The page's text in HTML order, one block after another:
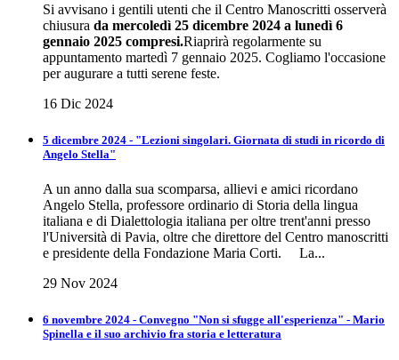
Si avvisano i gentili utenti che il Centro Manoscritti osserverà
chiusura da mercoledì 25 dicembre 2024 a lunedì 6
gennaio 2025 compresi.Riaprirà regolarmente su
appuntamento martedì 7 gennaio 2025. Cogliamo l'occasione
per augurare a tutti serene feste.
16 Dic 2024
5 dicembre 2024 - "Lezioni singolari. Giornata di studi in ricordo di
Angelo Stella"
A un anno dalla sua scomparsa, allievi e amici ricordano
Angelo Stella, professore ordinario di Storia della lingua
italiana e di Dialettologia italiana per oltre trent'anni presso
l'Università di Pavia, oltre che direttore del Centro manoscritti
e presidente della Fondazione Maria Corti. La...
29 Nov 2024
6 novembre 2024 - Convegno "Non si sfugge all'esperienza" - Mario
Spinella e il suo archivio fra storia e letteratura